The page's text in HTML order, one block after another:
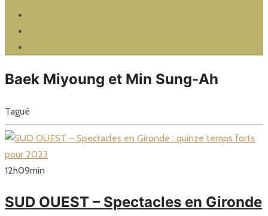
Baek Miyoung et Min Sung-Ah
Tagué
12h09min
SUD OUEST – Spectacles en Gironde